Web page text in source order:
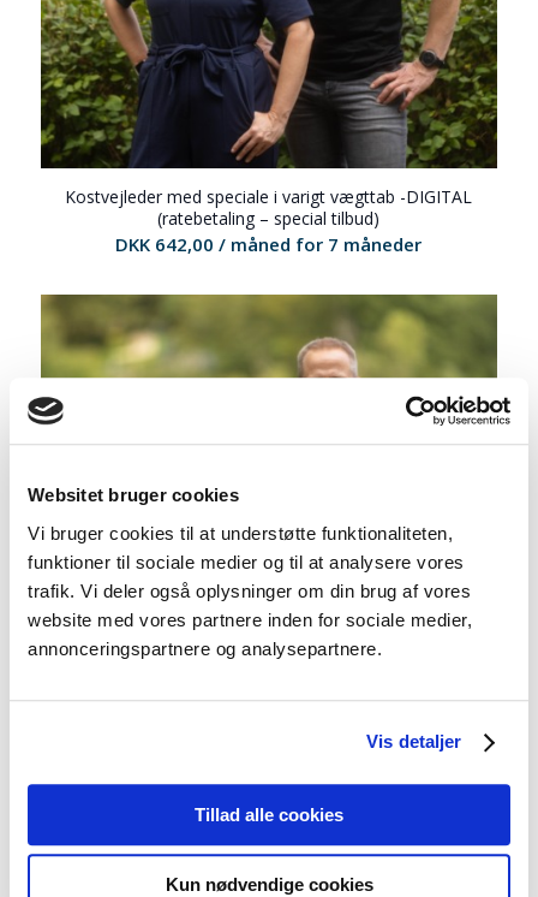
Websitet bruger cookies
Vi bruger cookies til at understøtte funktionaliteten,
funktioner til sociale medier og til at analysere vores
trafik. Vi deler også oplysninger om din brug af vores
website med vores partnere inden for sociale medier,
annonceringspartnere og analysepartnere.
Vis detaljer
Tillad alle cookies
Kun nødvendige cookies
Kostvejleder med speciale i varigt vægttab -DIGITAL
(ratebetaling – special tilbud)
DKK 642,00 / måned for 7 måneder
Kostvejleder med speciale i varigt vægttab (uddannelse)
DKK8.500,00